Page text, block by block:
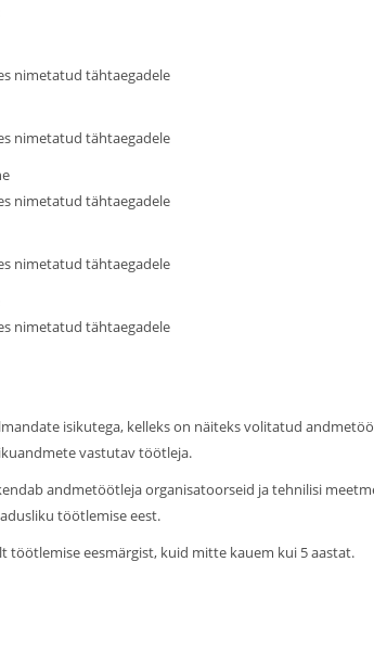
nimetatud tähtaegadele
nimetatud tähtaegadele
nimetatud tähtaegadele
nimetatud tähtaegadele
nimetatud tähtaegadele
isikutega, kelleks on näiteks volitatud
vastutav töötleja.
andmetöötleja organisatoorseid ja tehnilisi
töötlemise eest.
eesmärgist, kuid mitte kauem kui 5 aastat.